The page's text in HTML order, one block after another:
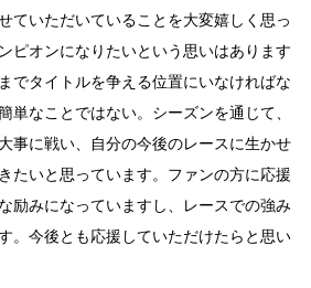
ていただいていることを大変嬉しく思っ
ピオンになりたいという思いはあります
でタイトルを争える位置にいなければな
単なことではない。シーズンを通じて、
事に戦い、自分の今後のレースに生かせ
たいと思っています。ファンの方に応援
励みになっていますし、レースでの強み
。今後とも応援していただけたらと思い